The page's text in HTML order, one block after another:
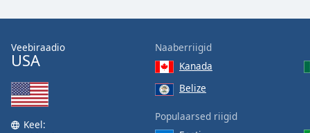
Text
Veebiraadio
USA
Keel:
Naaberriigid
Kanada
Belize
Populaarsed riigid